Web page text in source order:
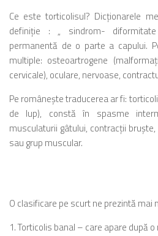
Ce este torticolisul? Dicţionarele
definiţie : „ sindrom-
permanentă de o parte a capului.
multiple: osteoartrogene
cervicale), oculare, nervoase,
Pe româneşte traducerea ar fi:
de lup), constă în spasme
musculaturii gâtului, contracţii
sau grup muscular.
O clasificare pe scurt ne prezintă mai
1. Torticolis banal – care apare după